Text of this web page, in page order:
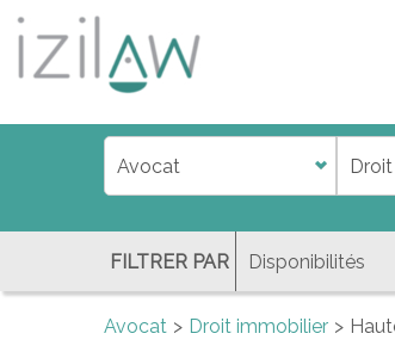
jdadi
fl
FILTRER PAR
Avocat Droit immobilier